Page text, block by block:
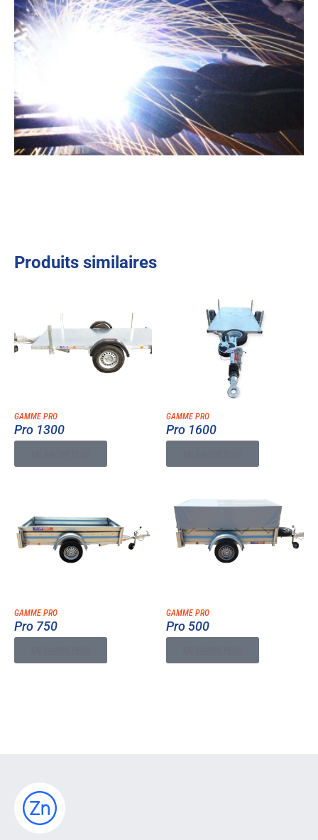
Produits similaires
GAMME PRO
Pro 1300
GAMME PRO
Pro 1600
GAMME PRO
Pro 750
GAMME PRO
Pro 500